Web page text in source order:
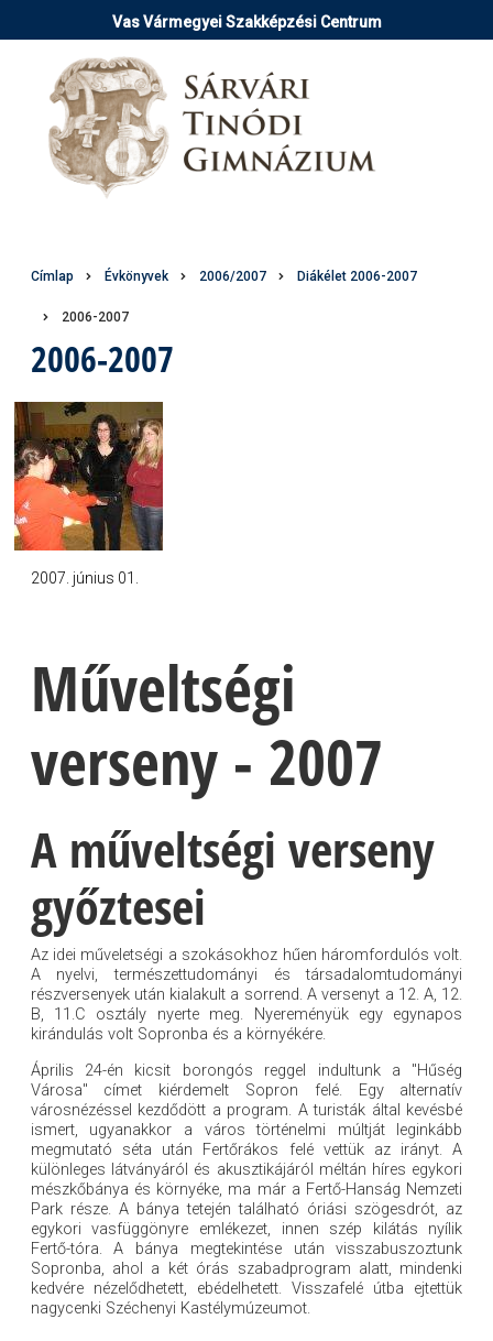
a
tartalomra
Vas Vármegyei Szakképzési Centrum
Morzsa
Címlap Évkönyvek 2006/2007 Diákélet 2006-2007
2006-2007
2006-2007
Műveltségi
verseny - 2007
A műveltségi verseny
győztesei
Az idei műveletségi a szokásokhoz hűen háromfordulós volt.
A nyelvi, természettudományi és társadalomtudományi
részversenyek után kialakult a sorrend. A versenyt a 12. A, 12.
B, 11.C osztály nyerte meg. Nyereményük egy egynapos
kirándulás volt Sopronba és a környékére.
Április 24-én kicsit borongós reggel indultunk a "Hűség
Városa" címet kiérdemelt Sopron felé. Egy alternatív
városnézéssel kezdődött a program. A turisták által kevésbé
ismert, ugyanakkor a város történelmi múltját leginkább
megmutató séta után Fertőrákos felé vettük az irányt. A
különleges látványáról és akusztikájáról méltán híres egykori
mészkőbánya és környéke, ma már a Fertő-Hanság Nemzeti
Park része. A bánya tetején található óriási szögesdrót, az
egykori vasfüggönyre emlékezet, innen szép kilátás nyílik
Fertő-tóra. A bánya megtekintése után visszabuszoztunk
Sopronba, ahol a két órás szabadprogram alatt, mindenki
kedvére nézelődhetett, ebédelhetett. Visszafelé útba ejtettük
nagycenki Széchenyi Kastélymúzeumot.
2007. június 01.